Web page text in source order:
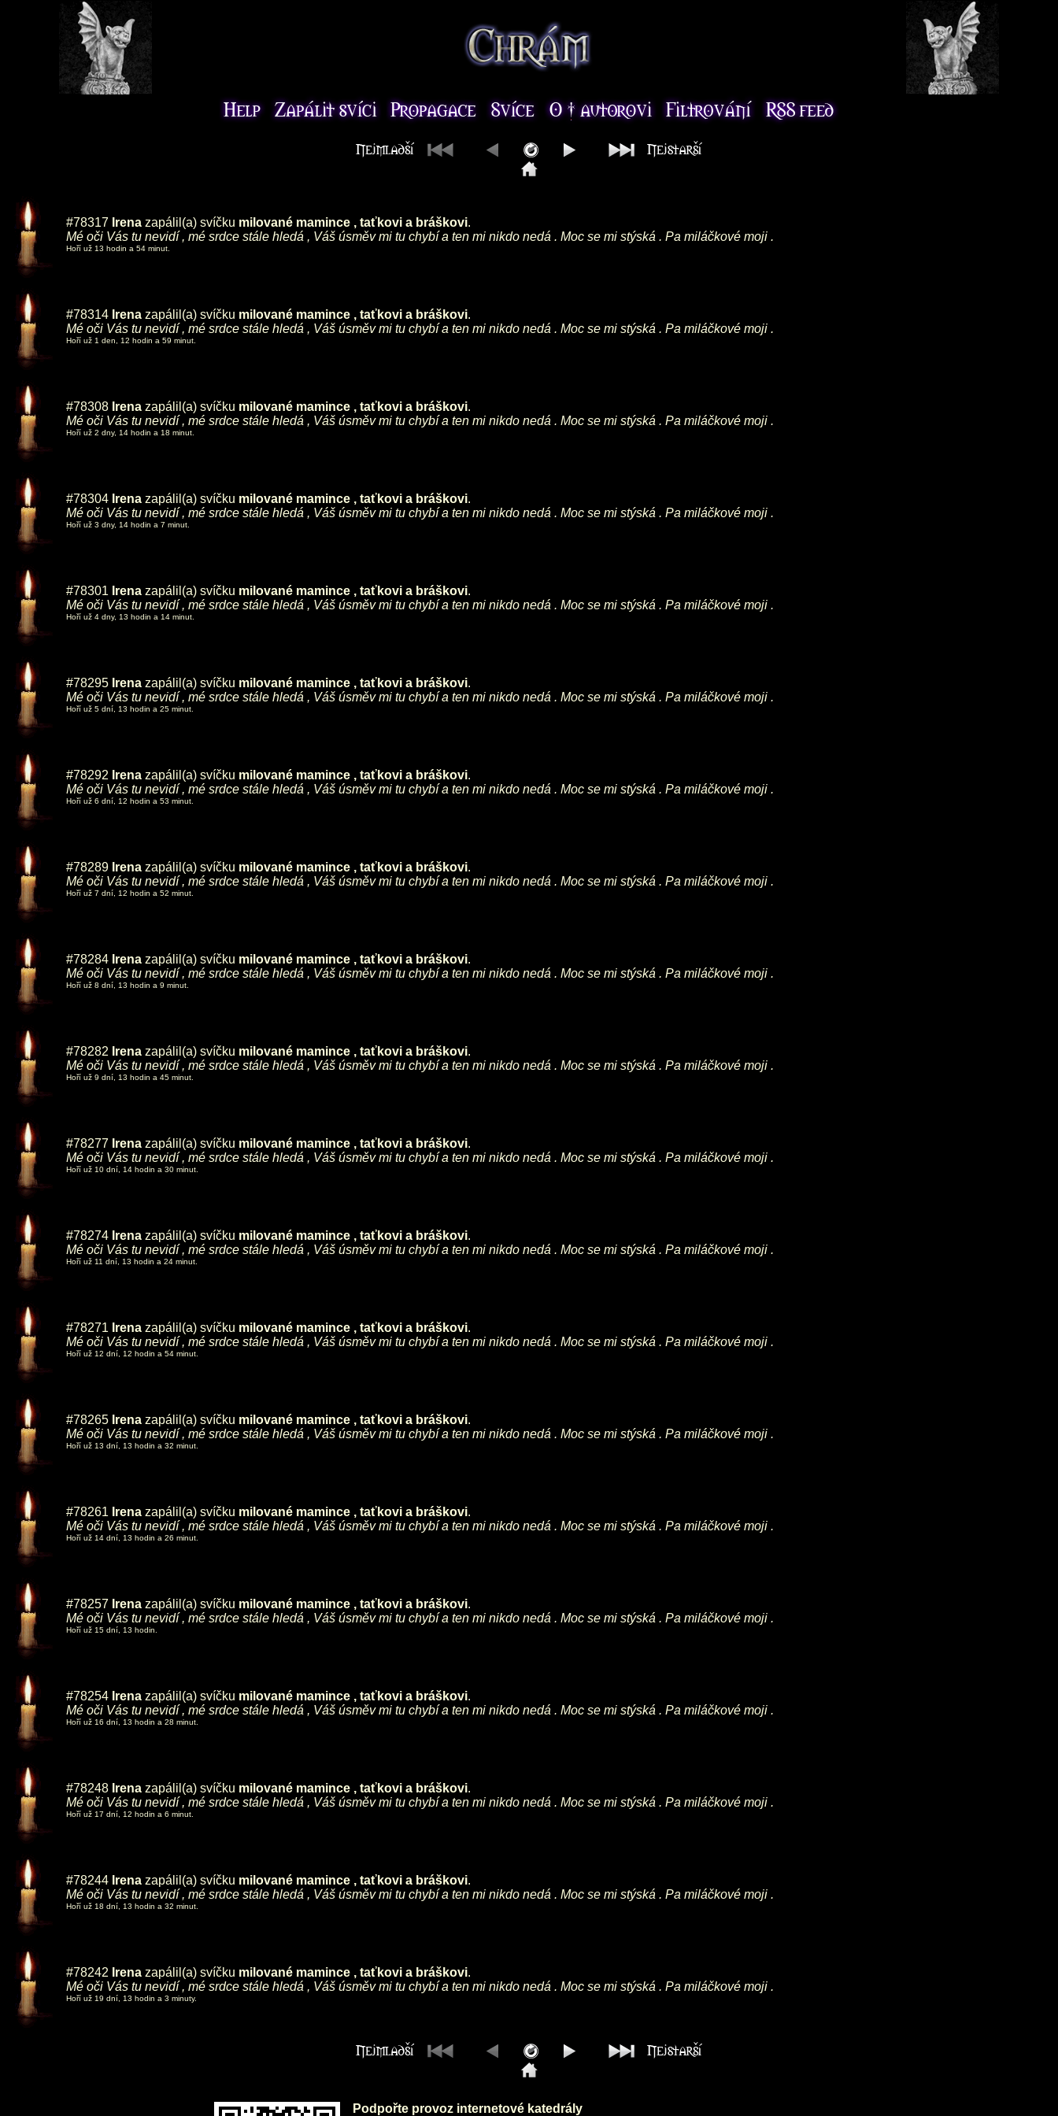
#78317 Irena zapálil(a) svíčku milované mamince , taťkovi a bráškovi.
Mé oči Vás tu nevidí , mé srdce stále hledá , Váš úsměv mi tu chybí a ten mi nikdo nedá . Moc se mi stýská . Pa miláčkové moji .
Hoří už 13 hodin a 54 minut.
#78314 Irena zapálil(a) svíčku milované mamince , taťkovi a bráškovi.
Mé oči Vás tu nevidí , mé srdce stále hledá , Váš úsměv mi tu chybí a ten mi nikdo nedá . Moc se mi stýská . Pa miláčkové moji .
Hoří už 1 den, 12 hodin a 59 minut.
#78308 Irena zapálil(a) svíčku milované mamince , taťkovi a bráškovi.
Mé oči Vás tu nevidí , mé srdce stále hledá , Váš úsměv mi tu chybí a ten mi nikdo nedá . Moc se mi stýská . Pa miláčkové moji .
Hoří už 2 dny, 14 hodin a 18 minut.
#78304 Irena zapálil(a) svíčku milované mamince , taťkovi a bráškovi.
Mé oči Vás tu nevidí , mé srdce stále hledá , Váš úsměv mi tu chybí a ten mi nikdo nedá . Moc se mi stýská . Pa miláčkové moji .
Hoří už 3 dny, 14 hodin a 7 minut.
#78301 Irena zapálil(a) svíčku milované mamince , taťkovi a bráškovi.
Mé oči Vás tu nevidí , mé srdce stále hledá , Váš úsměv mi tu chybí a ten mi nikdo nedá . Moc se mi stýská . Pa miláčkové moji .
Hoří už 4 dny, 13 hodin a 14 minut.
#78295 Irena zapálil(a) svíčku milované mamince , taťkovi a bráškovi.
Mé oči Vás tu nevidí , mé srdce stále hledá , Váš úsměv mi tu chybí a ten mi nikdo nedá . Moc se mi stýská . Pa miláčkové moji .
Hoří už 5 dní, 13 hodin a 25 minut.
#78292 Irena zapálil(a) svíčku milované mamince , taťkovi a bráškovi.
Mé oči Vás tu nevidí , mé srdce stále hledá , Váš úsměv mi tu chybí a ten mi nikdo nedá . Moc se mi stýská . Pa miláčkové moji .
Hoří už 6 dní, 12 hodin a 53 minut.
#78289 Irena zapálil(a) svíčku milované mamince , taťkovi a bráškovi.
Mé oči Vás tu nevidí , mé srdce stále hledá , Váš úsměv mi tu chybí a ten mi nikdo nedá . Moc se mi stýská . Pa miláčkové moji .
Hoří už 7 dní, 12 hodin a 52 minut.
#78284 Irena zapálil(a) svíčku milované mamince , taťkovi a bráškovi.
Mé oči Vás tu nevidí , mé srdce stále hledá , Váš úsměv mi tu chybí a ten mi nikdo nedá . Moc se mi stýská . Pa miláčkové moji .
Hoří už 8 dní, 13 hodin a 9 minut.
#78282 Irena zapálil(a) svíčku milované mamince , taťkovi a bráškovi.
Mé oči Vás tu nevidí , mé srdce stále hledá , Váš úsměv mi tu chybí a ten mi nikdo nedá . Moc se mi stýská . Pa miláčkové moji .
Hoří už 9 dní, 13 hodin a 45 minut.
#78277 Irena zapálil(a) svíčku milované mamince , taťkovi a bráškovi.
Mé oči Vás tu nevidí , mé srdce stále hledá , Váš úsměv mi tu chybí a ten mi nikdo nedá . Moc se mi stýská . Pa miláčkové moji .
Hoří už 10 dní, 14 hodin a 30 minut.
#78274 Irena zapálil(a) svíčku milované mamince , taťkovi a bráškovi.
Mé oči Vás tu nevidí , mé srdce stále hledá , Váš úsměv mi tu chybí a ten mi nikdo nedá . Moc se mi stýská . Pa miláčkové moji .
Hoří už 11 dní, 13 hodin a 24 minut.
#78271 Irena zapálil(a) svíčku milované mamince , taťkovi a bráškovi.
Mé oči Vás tu nevidí , mé srdce stále hledá , Váš úsměv mi tu chybí a ten mi nikdo nedá . Moc se mi stýská . Pa miláčkové moji .
Hoří už 12 dní, 12 hodin a 54 minut.
#78265 Irena zapálil(a) svíčku milované mamince , taťkovi a bráškovi.
Mé oči Vás tu nevidí , mé srdce stále hledá , Váš úsměv mi tu chybí a ten mi nikdo nedá . Moc se mi stýská . Pa miláčkové moji .
Hoří už 13 dní, 13 hodin a 32 minut.
#78261 Irena zapálil(a) svíčku milované mamince , taťkovi a bráškovi.
Mé oči Vás tu nevidí , mé srdce stále hledá , Váš úsměv mi tu chybí a ten mi nikdo nedá . Moc se mi stýská . Pa miláčkové moji .
Hoří už 14 dní, 13 hodin a 26 minut.
#78257 Irena zapálil(a) svíčku milované mamince , taťkovi a bráškovi.
Mé oči Vás tu nevidí , mé srdce stále hledá , Váš úsměv mi tu chybí a ten mi nikdo nedá . Moc se mi stýská . Pa miláčkové moji .
Hoří už 15 dní, 13 hodin.
#78254 Irena zapálil(a) svíčku milované mamince , taťkovi a bráškovi.
Mé oči Vás tu nevidí , mé srdce stále hledá , Váš úsměv mi tu chybí a ten mi nikdo nedá . Moc se mi stýská . Pa miláčkové moji .
Hoří už 16 dní, 13 hodin a 28 minut.
#78248 Irena zapálil(a) svíčku milované mamince , taťkovi a bráškovi.
Mé oči Vás tu nevidí , mé srdce stále hledá , Váš úsměv mi tu chybí a ten mi nikdo nedá . Moc se mi stýská . Pa miláčkové moji .
Hoří už 17 dní, 12 hodin a 6 minut.
#78244 Irena zapálil(a) svíčku milované mamince , taťkovi a bráškovi.
Mé oči Vás tu nevidí , mé srdce stále hledá , Váš úsměv mi tu chybí a ten mi nikdo nedá . Moc se mi stýská . Pa miláčkové moji .
Hoří už 18 dní, 13 hodin a 32 minut.
#78242 Irena zapálil(a) svíčku milované mamince , taťkovi a bráškovi.
Mé oči Vás tu nevidí , mé srdce stále hledá , Váš úsměv mi tu chybí a ten mi nikdo nedá . Moc se mi stýská . Pa miláčkové moji .
Hoří už 19 dní, 13 hodin a 3 minuty.
Podpořte provoz internetové katedrály